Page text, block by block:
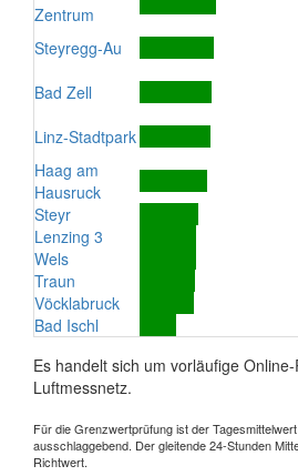
Zentrum
Steyregg-Au
Bad Zell
Linz-Stadtpark
Haag am
Hausruck
Steyr
Lenzing 3
Wels
Traun
Vöcklabruck
Bad Ischl
Es handelt sich um vorläufige
Luftmessnetz.
Für die Grenzwertprüfung ist der
ausschlaggebend. Der gleitende 24-Stunden
Richtwert.